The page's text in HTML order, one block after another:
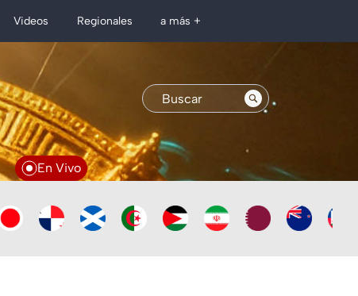
Videos Regionales a más +
En Vivo